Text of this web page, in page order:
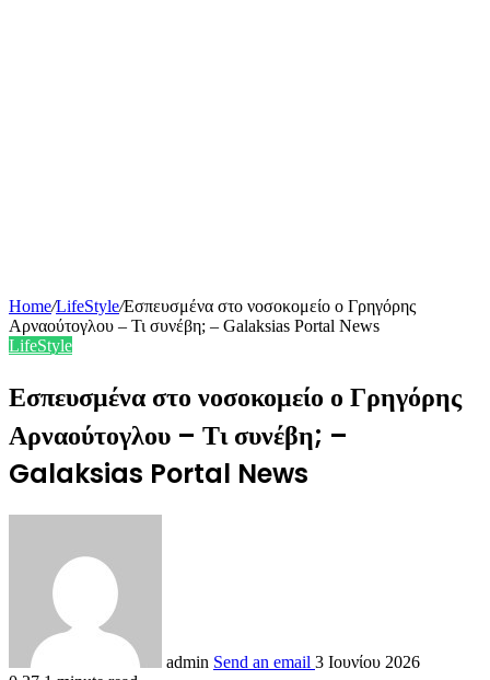
Home/LifeStyle/Εσπευσμένα στο νοσοκομείο ο Γρηγόρης
Αρναούτογλου – Τι συνέβη; – Galaksias Portal News
LifeStyle
Εσπευσμένα στο νοσοκομείο ο Γρηγόρης
Αρναούτογλου – Τι συνέβη; –
Galaksias Portal News
admin Send an email 3 Ιουνίου 2026